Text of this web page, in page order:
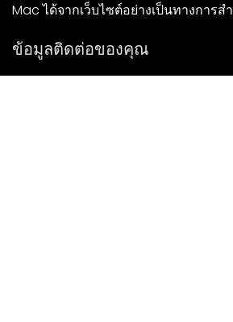
Mac ได้จากเว็บไซต์อย่างเป็นทางการ
ข้อมูลติดต่อของคุณ